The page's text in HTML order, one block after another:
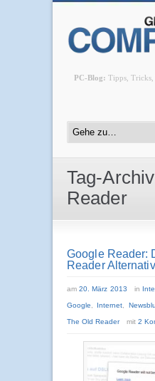
PC-Blog: Tipps, Tricks,
Tag-
Reader
Google Reader:
Reader
am20. März 2013 in
Google Internet
The Old Reader mit 2